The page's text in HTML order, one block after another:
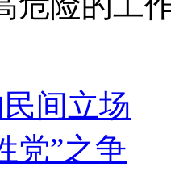
间立场
”之争